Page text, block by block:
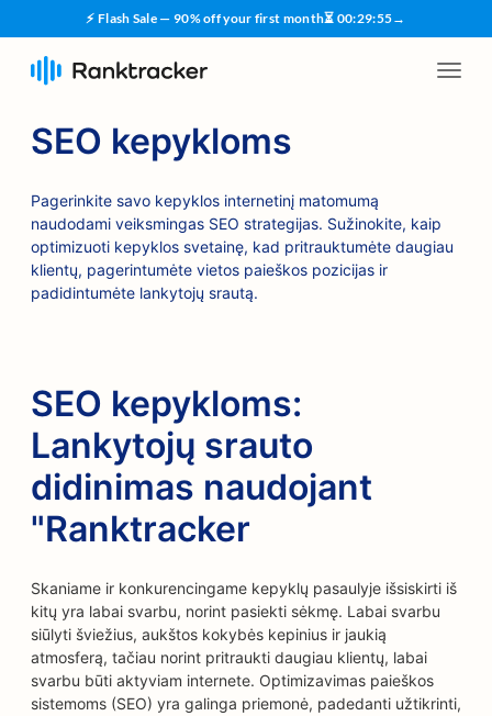
⚡ Flash Sale — 90% off your first month⏳ 00:29:55→
SEO kepykloms
Pagerinkite savo kepyklos internetinį matomumą
naudodami veiksmingas SEO strategijas. Sužinokite, kaip
optimizuoti kepyklos svetainę, kad pritrauktumėte daugiau
klientų, pagerintumėte vietos paieškos pozicijas ir
padidintumėte lankytojų srautą.
SEO kepykloms:
Lankytojų srauto
didinimas naudojant
"Ranktracker
Skaniame ir konkurencingame kepyklų pasaulyje išsiskirti iš
kitų yra labai svarbu, norint pasiekti sėkmę. Labai svarbu
siūlyti šviežius, aukštos kokybės kepinius ir jaukią
atmosferą, tačiau norint pritraukti daugiau klientų, labai
svarbu būti aktyviam internete. Optimizavimas paieškos
sistemoms (SEO) yra galinga priemonė, padedanti užtikrinti,